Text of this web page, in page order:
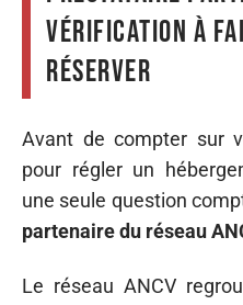
vérification à
réserver
Avant de compter sur
pour régler un
une seule question
partenaire du réseau
Le réseau ANCV